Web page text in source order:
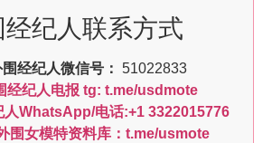
经纪人联系方式
经纪人微信号： 51022833
经纪人电报 tg: t.me/usdmote
人WhatsApp/电话:+1 3322015776
围女模特资料库：t.me/usmote